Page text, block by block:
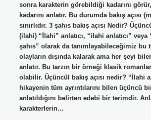
sonra karakterin görebildiği kadarını
kadarını anlatır. Bu durumda bakış açısı
sınırlıdır. 3 şahıs bakış açısı Nedir?
(ilahi) “İlahi” anlatıcı, “ilahi anlatıcı” veya
şahıs” olarak da tanımlayabileceğimiz bu
olayların dışında kalarak ama her şeyi
anlatır. Bu tarzın bir örneği klasik
olabilir. Üçüncül bakış açısı nedir? “İlahi
hikayenin tüm ayrıntılarını bilen üçüncü
anlatıldığını belirten edebi bir terimdir.
karakterlerin…